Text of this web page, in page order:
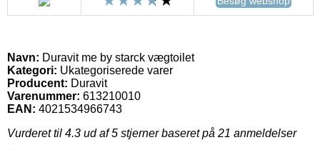
Navn: Duravit me by starck vægtoilet
Kategori: Ukategoriserede varer
Producent: Duravit
Varenummer: 613210010
EAN: 4021534966743
Vurderet til 4.3 ud af 5 stjerner baseret på 21 anmeldelser